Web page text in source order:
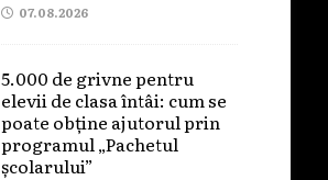
07.08.2026
5.000 de grivne pentru
elevii de clasa întâi: cum se
poate obține ajutorul prin
programul „Pachetul
școlarului”